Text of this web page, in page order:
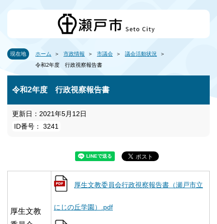
現在地 ホーム 市政情報 市議会
議会活動状況
令和2年度 行政視察報告書
令和2年度 行政視察報告書
更新日：2021年5月12日
ID番号： 3241
厚生文教
厚生文教委員会行政視察報告書（瀬戸市立
にじの丘学園）.pdf